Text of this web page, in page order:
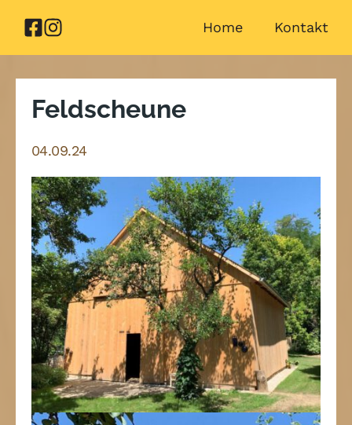
Inhalt
springen
Home Kontakt
Feldscheune
04.09.24